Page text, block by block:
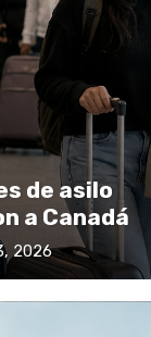
de asilo
a Canadá
2026